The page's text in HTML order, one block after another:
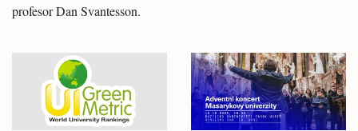
profesor Dan Svantesson.